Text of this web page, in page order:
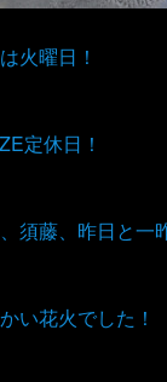
火曜日！
定休日！
須藤、昨日と一
い花火でした！